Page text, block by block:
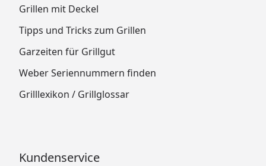
Grillen mit Deckel
Tipps und Tricks zum Grillen
Garzeiten für Grillgut
Weber Seriennummern finden
Grilllexikon / Grillglossar
Kundenservice